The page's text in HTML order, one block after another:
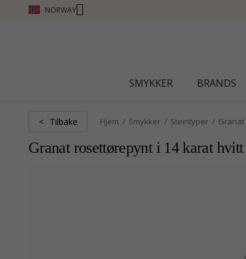
NORWAYCHANTI CLUB - TJEN POENG SE MER - KLIKK HER
SMYKKER BRANDS
< Tilbake Hjem Smykker Steintyper Granat
Granat rosettørepynt i 14 karat